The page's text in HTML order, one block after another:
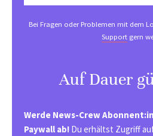
Bei Fragen oder Problemen mit dem
Support gern
Auf Dauer
Werde News-Crew
Paywall ab! Du erhältst Zugriff